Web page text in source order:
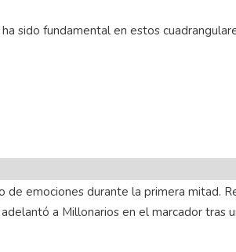
sido fundamental en estos
de emociones durante la primera mitad.
a Millonarios en el marcador tras